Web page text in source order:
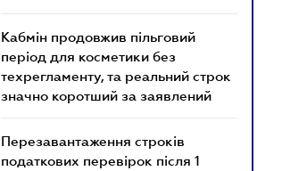
Кабмін продовжив пільговий
період для косметики без
техрегламенту, та реальний строк
значно коротший за заявлений
Перезавантаження строків
податкових перевірок після 1